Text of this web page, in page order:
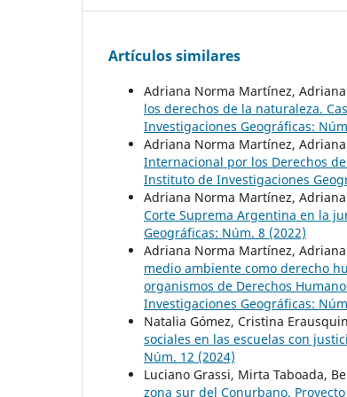
Artículos similares
Adriana Norma Martínez,
los derechos de la naturaleza.
Investigaciones Geográficas:
Adriana Norma Martínez,
Internacional por los Derechos
Instituto de Investigaciones
Adriana Norma Martínez,
Corte Suprema Argentina en la
Geográficas: Núm. 8 (2022)
Adriana Norma Martínez,
medio ambiente como derecho
organismos de Derechos
Investigaciones Geográficas:
Natalia Gómez, Cristina
sociales en las escuelas con
Núm. 12 (2024)
Luciano Grassi, Mirta Taboada,
zona sur del Conurbano.